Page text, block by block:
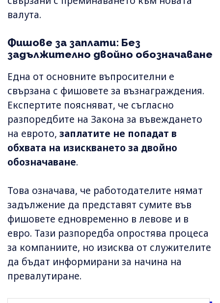
валута.
Фишове за заплати: Без
задължително двойно обозначаване
Една от основните въпросителни е
свързана с фишовете за възнаграждения.
Експертите поясняват, че съгласно
разпоредбите на Закона за въвеждането
на еврото, заплатите не попадат в
обхвата на изискването за двойно
обозначаване.
Това означава, че работодателите нямат
задължение да представят сумите във
фишовете едновременно в левове и в
евро. Тази разпоредба опростява процеса
за компаниите, но изисква от служителите
да бъдат информирани за начина на
превалутиране.